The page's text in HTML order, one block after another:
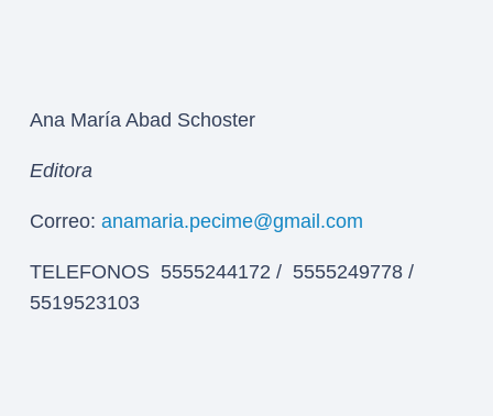
Ana María Abad Schoster
Editora
Correo: anamaria.pecime@gmail.com
TELEFONOS 5555244172 / 5555249778 /
5519523103